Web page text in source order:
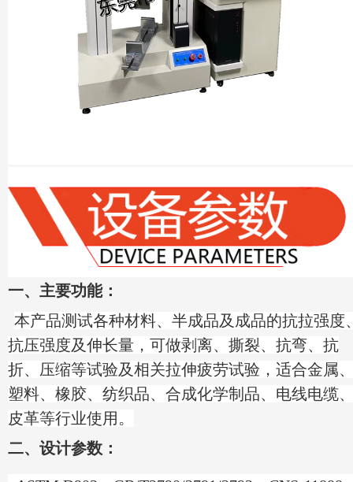
一、主要功能：
本产品测试各种材料、半成品及成品的抗拉强度
抗压强度及伸长量，可做剥离、撕裂、抗弯、抗
折、压缩等试验及相关拉伸疲劳试验，适合金属
塑料、橡胶、纺织品、合成化学制品、电线电缆
皮革等行业使用。
二、 设计参数：